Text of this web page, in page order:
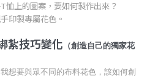
恤上的圖案，要如何製作出來？
印製專屬花色。
紮技巧變化 （創造自己的獨家花
想要與眾不同的布料花色，該如何創